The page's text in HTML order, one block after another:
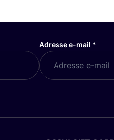
Adresse e-mail *